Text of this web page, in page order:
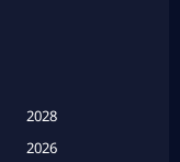
2028
2026